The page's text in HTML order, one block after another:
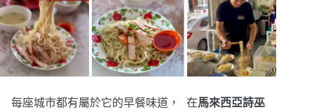
每座城市都有屬於它的早餐味道， 在馬來西亞詩巫